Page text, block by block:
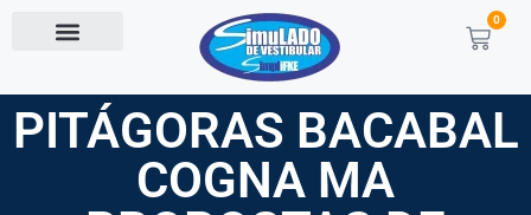
0
PITÁGORAS BACABAL
COGNA MA